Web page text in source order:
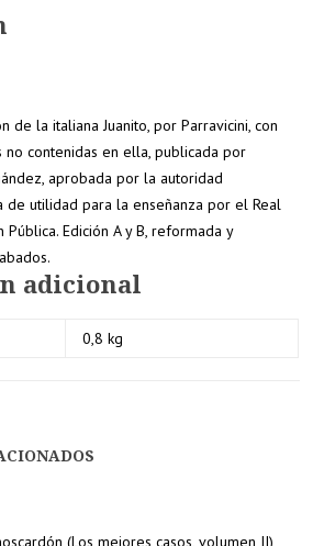
de la italiana Juanito, por Parravicini, con
no contenidas en ella, publicada por
aprobada por la autoridad
de utilidad para la enseñanza por el Real
Pública. Edición A y B, reformada y
adicional
0,8 kg
(Los mejores casos, volumen II)